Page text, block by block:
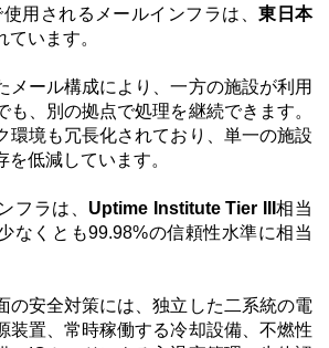
用されるメールインフラは、東日本
ています。
メール構成により、一方の施設が利用
も、別の拠点で処理を継続できます。
環境も冗長化されており、単一の施設
低減しています。
フラは、 Uptime Institute Tier III 相当
なくとも99.98%の信頼性水準に相当
の安全対策には、独立した二系統の電
装置、常時稼働する冷却設備、不燃性